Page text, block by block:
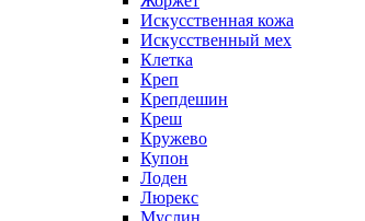
Искусственная кожа
Искусственный мех
Клетка
Креп
Крепдешин
Креш
Кружево
Купон
Лоден
Люрекс
Муслин